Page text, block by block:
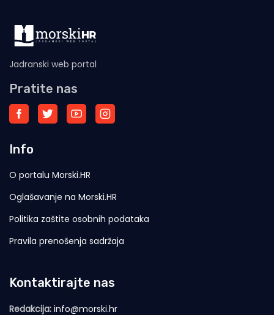
Jadranski web portal
Pratite nas
Info
O portalu Morski.HR
Oglašavanje na Morski.HR
Politika zaštite osobnih podataka
Pravila prenošenja sadržaja
Kontaktirajte nas
Redakcija: info@morski.hr